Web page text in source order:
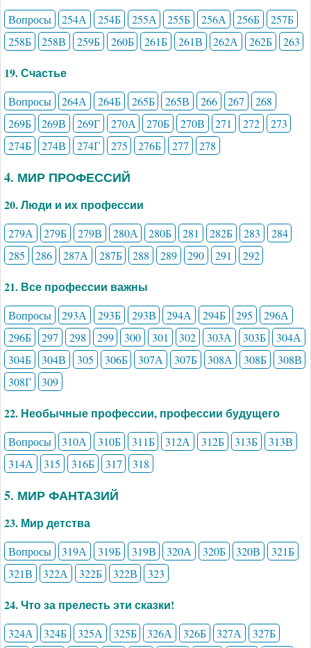
Вопросы 254А 254Б 255А 255Б 256А 256Б
257Б
258Б
258В 259Б 260Б 261Б 261В 262А 262Б 263
19. Счастье
Вопросы 264А 264Б 265Б 265В 266 267
268
269Б
269В 269Г 270А 270Б 270В 271 272
273
274Б
274В 274Г 275 276Б 277 278
4. МИР ПРОФЕССИЙ
20. Люди и их профессии
279А 279Б 279В 280А 280Б 281 282Б 283
284
285
286 287А 287Б 288 289 290 291 292
21. Все профессии важны
Вопросы 293А 293Б 293В 294А 294Б 295
296А
296Б
297 298 299 300 301 302 303А 303Б
304А
304Б
304В 305 306Б 307А 307Б 308А 308Б
308В
308Г
309
22. Необычные профессии, профессии будущего
Вопросы 310А 310Б 311Б 312А 312Б 313Б
313В
314А
315 316Б 317 318
5. МИР ФАНТАЗИЙ
23. Мир детства
Вопросы 319А 319Б 319В 320А 320Б 320В
321Б
321В
322А 322Б 322В 323
24. Что за прелесть эти сказки!
324А 324Б 325А 325Б 326А 326Б 327А 327Б